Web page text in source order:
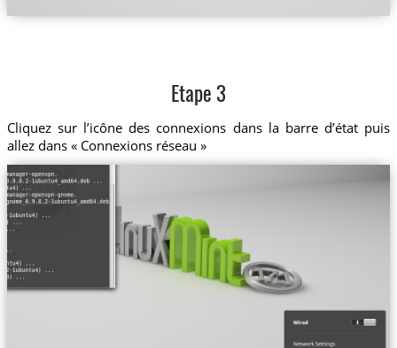
Etape 3
Cliquez sur l’icône des connexions dans la barre d’état puis
allez dans « Connexions réseau »